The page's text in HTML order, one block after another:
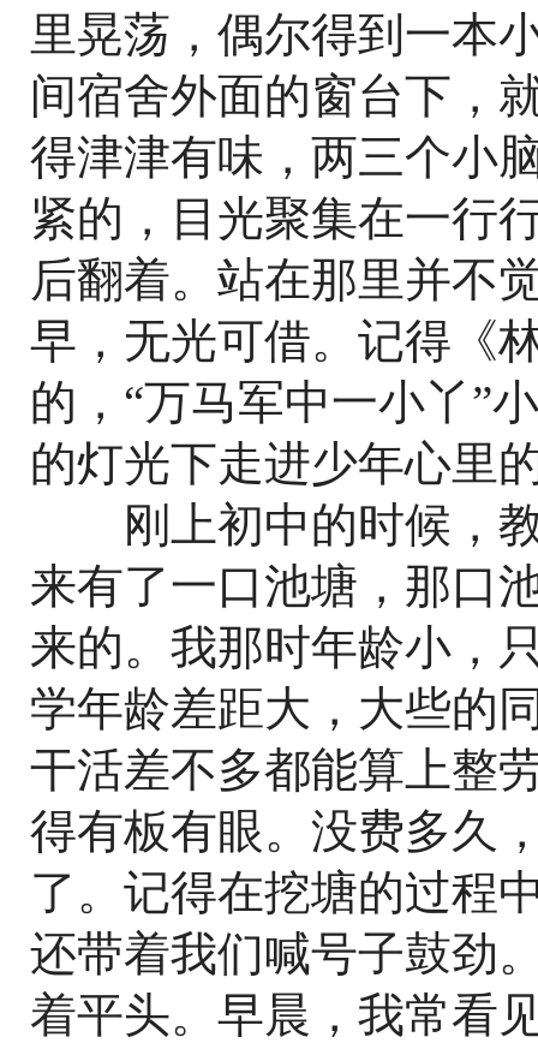
里晃荡，偶尔得到一本
间宿舍外面的窗台下，
得津津有味，两三个小
紧的，目光聚集在一行
后翻着。站在那里并不
早，无光可借。记得《
的，“万马军中一小丫”
的灯光下走进少年心里
刚上初中的时候，教
来有了一口池塘，那口
来的。我那时年龄小，
学年龄差距大，大些的
干活差不多都能算上整
得有板有眼。没费多久
了。记得在挖塘的过程
还带着我们喊号子鼓劲
着平头。早晨，我常看